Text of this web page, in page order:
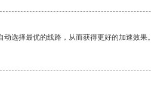
选择最优的线路，从而获得更好的加速效果。